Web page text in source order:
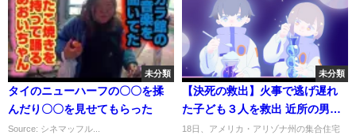
未分類
タイのニューハーフの〇〇を揉
んだり〇〇を見せてもらった
Source: シネマッフル...
未分類
【決死の救出】火事で逃げ遅れ
た子ども３人を救出 近所の男性
アメリカ
18日、アメリカ・アリゾナ州の集合住宅